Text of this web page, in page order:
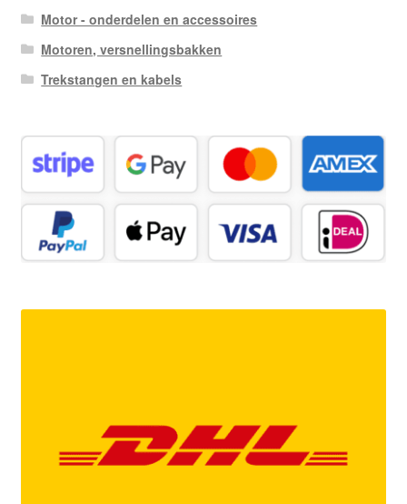
Motor - onderdelen en accessoires
Motoren, versnellingsbakken
Trekstangen en kabels